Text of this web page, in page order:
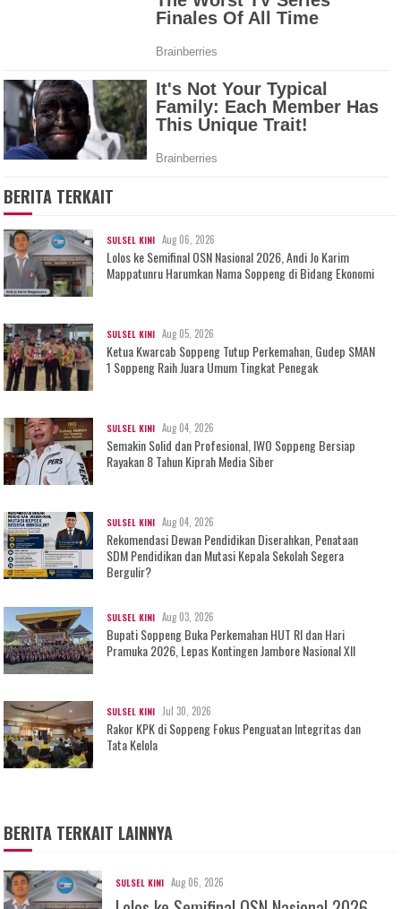
BERITA TERKAIT
SULSEL KINI Aug 06, 2026
Lolos ke Semifinal OSN Nasional 2026, Andi Jo Karim
Mappatunru Harumkan Nama Soppeng di Bidang Ekonomi
SULSEL KINI Aug 05, 2026
Ketua Kwarcab Soppeng Tutup Perkemahan, Gudep SMAN
1 Soppeng Raih Juara Umum Tingkat Penegak
SULSEL KINI Aug 04, 2026
Semakin Solid dan Profesional, IWO Soppeng Bersiap
Rayakan 8 Tahun Kiprah Media Siber
SULSEL KINI Aug 04, 2026
Rekomendasi Dewan Pendidikan Diserahkan, Penataan
SDM Pendidikan dan Mutasi Kepala Sekolah Segera
Bergulir?
SULSEL KINI Aug 03, 2026
Bupati Soppeng Buka Perkemahan HUT RI dan Hari
Pramuka 2026, Lepas Kontingen Jambore Nasional XII
SULSEL KINI Jul 30, 2026
Rakor KPK di Soppeng Fokus Penguatan Integritas dan
Tata Kelola
BERITA TERKAIT LAINNYA
SULSEL KINI Aug 06, 2026